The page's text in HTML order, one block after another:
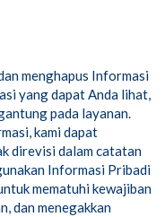
menghapus Informasi
yang dapat Anda lihat,
pada layanan.
kami dapat
direvisi dalam catatan
Informasi Pribadi
mematuhi kewajiban
dan menegakkan